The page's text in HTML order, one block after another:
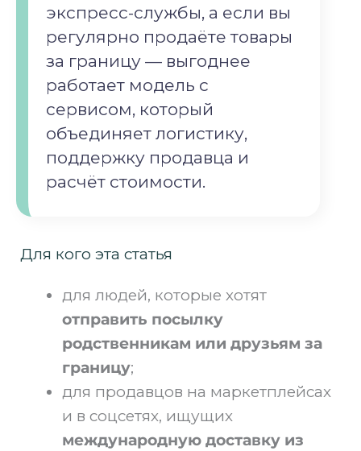
экспресс-службы, а если вы
регулярно продаёте товары
за границу — выгоднее
работает модель с
сервисом, который
объединяет логистику,
поддержку продавца и
расчёт стоимости.
Для кого эта статья
для людей, которые хотят
отправить посылку
родственникам или друзьям за
границу;
для продавцов на маркетплейсах
и в соцсетях, ищущих
международную доставку из